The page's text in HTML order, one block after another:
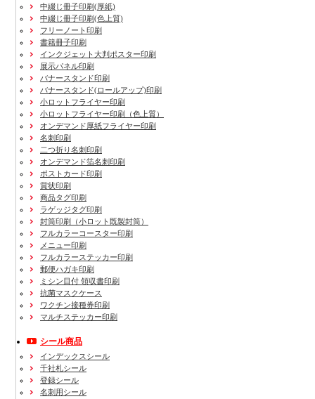
中綴じ冊子印刷(厚紙)
中綴じ冊子印刷(色上質)
フリーノート印刷
書籍冊子印刷
インクジェット大判ポスター印刷
展示パネル印刷
バナースタンド印刷
バナースタンド(ロールアップ)印刷
小ロットフライヤー印刷
小ロットフライヤー印刷（色上質）
オンデマンド厚紙フライヤー印刷
名刺印刷
二つ折り名刺印刷
オンデマンド箔名刺印刷
ポストカード印刷
賞状印刷
商品タグ印刷
ラゲッジタグ印刷
封筒印刷
（小ロット既製封筒）
フルカラーコースター印刷
メニュー印刷
フルカラーステッカー印刷
郵便ハガキ印刷
ミシン目付 領収書印刷
抗菌マスクケース
ワクチン接種券印刷
マルチステッカー印刷
シール商品
インデックスシール
千社札シール
登録シール
名刺用シール